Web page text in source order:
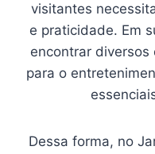
visitantes
e praticidade. Em
encontrar
para o
Dessa forma, no